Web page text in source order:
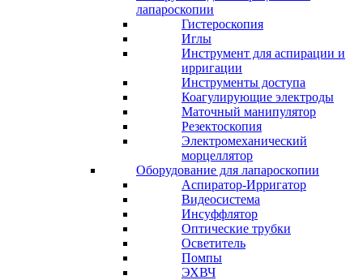
лапароскопии
Гистероскопия
Иглы
Инструмент для аспирации и
ирригации
Инструменты доступа
Коагулирующие электроды
Маточный манипулятор
Резектоскопия
Электромеханический
морцеллятор
Оборудование для лапароскопии
Аспиратор-Ирригатор
Видеосистема
Инсуффлятор
Оптические трубки
Осветитель
Помпы
ЭХВЧ